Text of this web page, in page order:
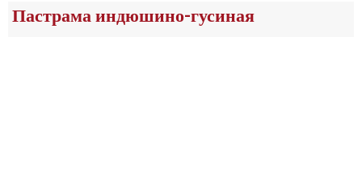
Пастрама индюшино-гусиная